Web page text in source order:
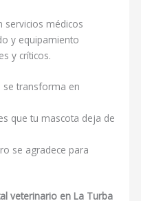
servicios médicos
y equipamiento
y críticos.
se transforma en
que tu mascota deja de
se agradece para
veterinario en La Turba